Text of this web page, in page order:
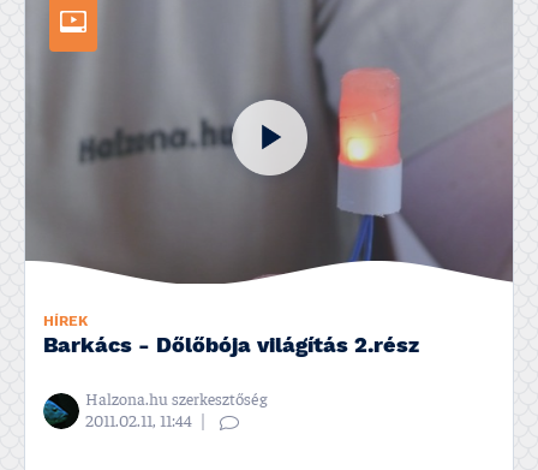
HÍREK
Barkács - Dőlőbója világí­tás 2.rész
Halzona.hu szerkesztőség
2011.02.11, 11:44